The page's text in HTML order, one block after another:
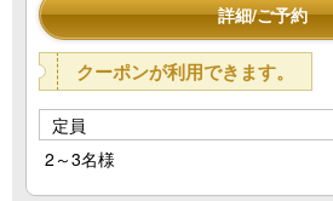
詳細/ご予約
クーポンが利用できます。
定員
2～3名様